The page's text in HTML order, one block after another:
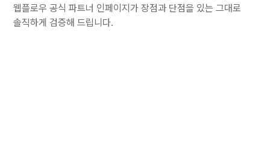
웹플로우 공식 파트너 인페이지가 장점과 단점을 있는 그대로
솔직하게 검증해 드립니다.